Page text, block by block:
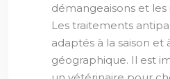
démangeaisons et
Les traitements
adaptés à la saison et
géographique. Il est